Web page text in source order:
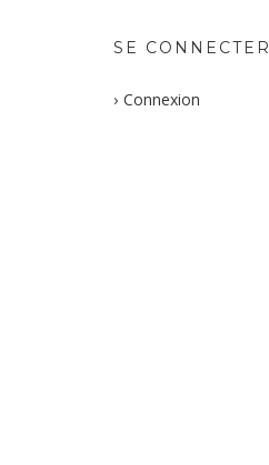
SE CONNECTER
Connexion